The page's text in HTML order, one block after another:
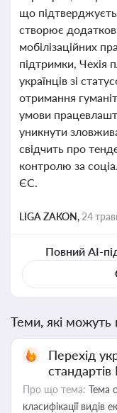
що
створює
мобілізаційних
підтримки, Чехія
українців зі
отримання
умови
уникнути
свідчить про
контролю за
ЄС.
LIGA ZAKON, 24
Повний AI-
Теми, які можуть
Перехід
стандартів
Про що тема: Тема
класифікації видів